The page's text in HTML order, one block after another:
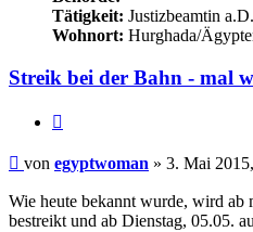
Tätigkeit: Justizbeamtin a.D.
Wohnort: Hurghada/
Streik bei der Bahn - mal
Beitrag
von egyptwoman » 3. Mai
Wie heute bekannt wurde, wird ab
bestreikt und ab Dienstag, 05.05.